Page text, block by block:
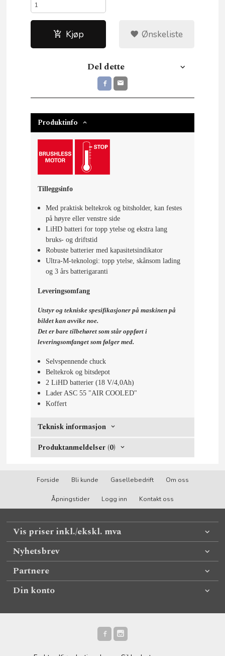
Kjøp Ønskeliste
Del dette
Produktinfo
Tilleggsinfo
Med praktisk beltekrok og bitsholder, kan festes
på høyre eller venstre side
LiHD batteri for topp ytelse og ekstra lang
bruks- og driftstid
Robuste batterier med kapasitetsindikator
Ultra-M-teknologi: topp ytelse, skånsom lading
og 3 års batterigaranti
Leveringsomfang
Utstyr og tekniske spesifikasjoner på maskinen på
bildet kan avvike noe.
Det er bare tilbehøret som står oppført i
leveringsomfanget som følger med.
Selvspennende chuck
Beltekrok og bitsdepot
2 LiHD batterier (18 V/4,0Ah)
Lader ASC 55 "AIR COOLED"
Koffert
Teknisk informasjon
Produktanmeldelser (0)
Forside Bli kunde Gasellebedrift Om oss
Åpningstider Logg inn Kontakt oss
Vis priser inkl./ekskl. mva
Nyhetsbrev
Partnere
Din konto